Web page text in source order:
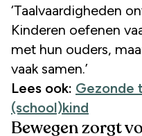
‘Taalvaardigheden
Kinderen oefenen
met hun ouders,
vaak samen.’
Lees ook: Gezonde
(school)kind
Bewegen zorgt